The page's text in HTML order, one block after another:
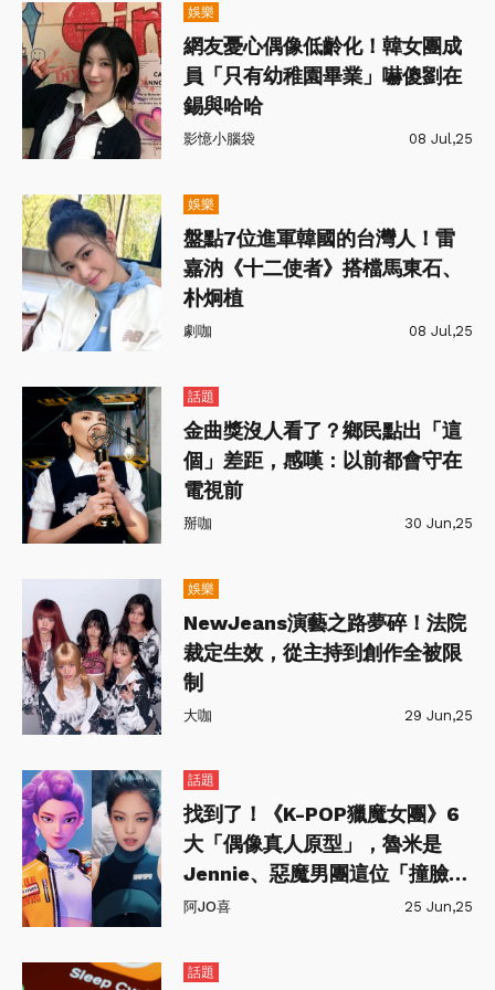
娛樂
網友憂心偶像低齡化！韓女團成
員「只有幼稚園畢業」嚇傻劉在
錫與哈哈
影憶小腦袋 08 Jul,25
娛樂
盤點7位進軍韓國的台灣人！雷
嘉汭《十二使者》搭檔馬東石、
朴炯植
劇咖 08 Jul,25
話題
金曲獎沒人看了？鄉民點出「這
個」差距，感嘆：以前都會守在
電視前
掰咖 30 Jun,25
娛樂
NewJeans演藝之路夢碎！法院
裁定生效，從主持到創作全被限
制
大咖 29 Jun,25
話題
找到了！《K-POP獵魔女團》6
大「偶像真人原型」，魯米是
Jennie、惡魔男團這位「撞臉朴
智旻」
阿JO喜 25 Jun,25
話題